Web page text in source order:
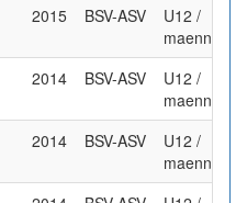
2015 BSV-ASV
U12 /
maennlich
2014 BSV-ASV
U12 /
maennlich
2014 BSV-ASV
U12 /
maennlich